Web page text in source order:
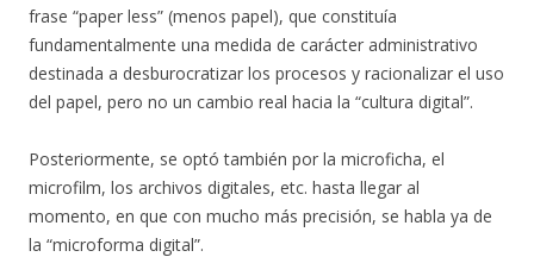
frase “paper less” (menos papel), que constituía
fundamentalmente una medida de carácter administrativo
destinada a desburocratizar los procesos y racionalizar el uso
del papel, pero no un cambio real hacia la “cultura digital”.
Posteriormente, se optó también por la microficha, el
microfilm, los archivos digitales, etc. hasta llegar al
momento, en que con mucho más precisión, se habla ya de
la “microforma digital”.